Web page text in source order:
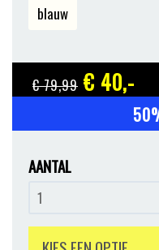
blauw
€ 79,99 € 40,-
AANTAL